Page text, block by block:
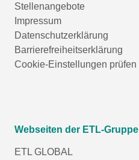
Stellenangebote
Impressum
Datenschutzerklärung
Barrierefreiheitserklärung
Cookie-Einstellungen prüfen
Webseiten der ETL-Gruppe
ETL GLOBAL